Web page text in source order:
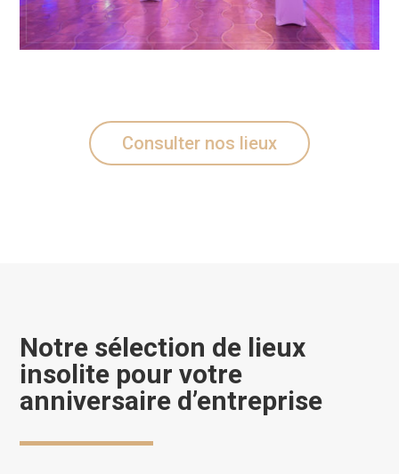
Consulter nos lieux
Notre sélection de lieux
insolite pour votre
anniversaire d’entreprise